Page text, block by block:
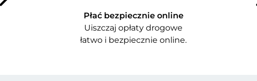
Płać bezpiecznie online
Uiszczaj opłaty drogowe
łatwo i bezpiecznie online.